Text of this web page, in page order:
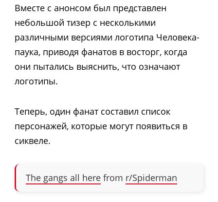
Вместе с анонсом был представлен
небольшой тизер с несколькими
различными версиями логотипа Человека-
паука, приводя фанатов в восторг, когда
они пытались выяснить, что означают
логотипы.
Теперь, один фанат составил список
персонажей, которые могут появиться в
сиквеле.
The gangs all here from r/Spiderman